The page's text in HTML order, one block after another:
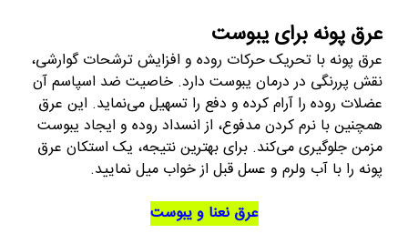
عرق پونه برای یبوست
عرق پونه با تحریک حرکات روده و افزایش ترشحات گوارشی،
نقش پررنگی در درمان یبوست دارد. خاصیت ضد اسپاسم آن
عضلات روده را آرام کرده و دفع را تسهیل می‌نماید. این عرق
همچنین با نرم کردن مدفوع، از انسداد روده و ایجاد یبوست
مزمن جلوگیری می‌کند. برای بهترین نتیجه، یک استکان عرق
پونه را با آب ولرم و عسل قبل از خواب میل نمایید.
عرق نعنا و یبوست